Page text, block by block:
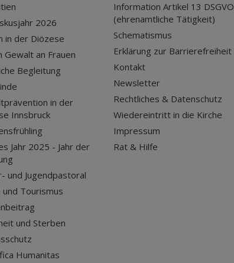
2026
in der Diözese
Gewalt an Frauen
Begleitung
in der
Innsbruck
Jahr 2025 - Jahr der
und Jugendpastoral
und Tourismus
und Sterben
Humanitas
Information Artikel 13 DSGVO
(ehrenamtliche Tätigkeit)
Schematismus
Erklärung zur Barrierefreiheit
Kontakt
Newsletter
Rechtliches & Datenschutz
Wiedereintritt in die Kirche
Impressum
Rat & Hilfe